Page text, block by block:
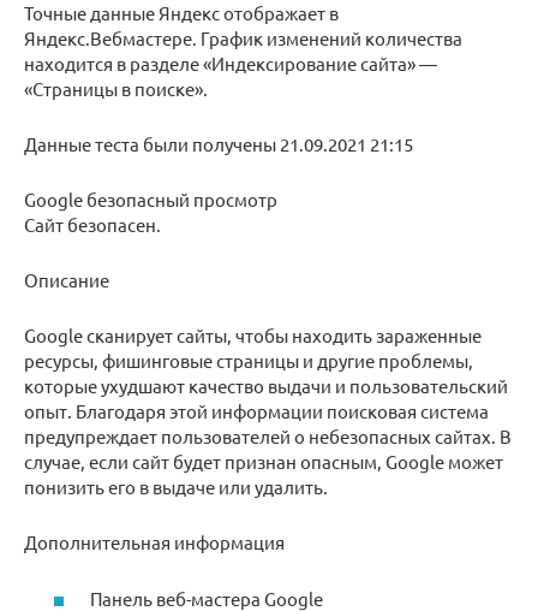
Точные данные Яндекс отображает в
Яндекс.Вебмастере. График изменений количества
находится в разделе «Индексирование сайта» —
«Страницы в поиске».
Данные теста были получены 21.09.2021 21:15
Google безопасный просмотр
Сайт безопасен.
Описание
Google сканирует сайты, чтобы находить зараженные
ресурсы, фишинговые страницы и другие проблемы,
которые ухудшают качество выдачи и пользовательский
опыт. Благодаря этой информации поисковая система
предупреждает пользователей о небезопасных сайтах. В
случае, если сайт будет признан опасным, Google может
понизить его в выдаче или удалить.
Дополнительная информация
Панель веб-мастера Google